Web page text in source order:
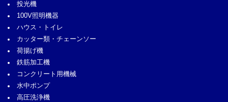
投光機
100V照明機器
ハウス・トイレ
カッター類・チェーンソー
荷揚げ機
鉄筋加工機
コンクリート用機械
水中ポンプ
高圧洗浄機